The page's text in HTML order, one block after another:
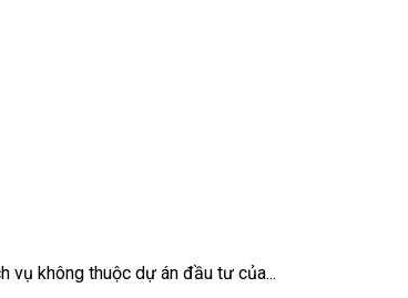
vụ không thuộc dự án đầu tư của...